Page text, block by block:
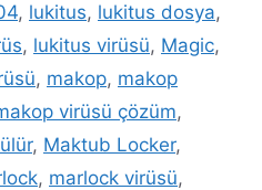
, lukitus, lukitus dosya,
, lukitus virüsü, Magic,
, makop, makop
virüsü çözüm,
, Maktub Locker,
, marlock virüsü,